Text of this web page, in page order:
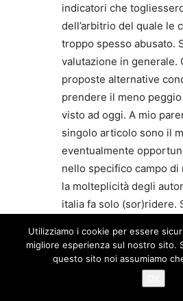
indicatori che
dell’arbitrio del quale le
troppo spesso abusato.
valutazione in generale.
proposte alternative
prendere il meno
visto ad oggi. A mio
singolo articolo sono il
eventualmente
nello specifico campo di
la molteplicità degli
italia fa solo (sor)ridere.
Beati gli inglesi se si
fare gli schizzinosi.
potremmo anche noi
Utilizziamo i cookie per essere
migliore esperienza sul nostro sito.
questo sito noi assumiamo